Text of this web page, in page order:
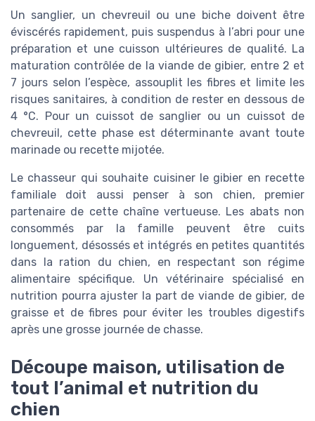
Un sanglier, un chevreuil ou une biche doivent être
éviscérés rapidement, puis suspendus à l’abri pour une
préparation et une cuisson ultérieures de qualité. La
maturation contrôlée de la viande de gibier, entre 2 et
7 jours selon l’espèce, assouplit les fibres et limite les
risques sanitaires, à condition de rester en dessous de
4 °C. Pour un cuissot de sanglier ou un cuissot de
chevreuil, cette phase est déterminante avant toute
marinade ou recette mijotée.
Le chasseur qui souhaite cuisiner le gibier en recette
familiale doit aussi penser à son chien, premier
partenaire de cette chaîne vertueuse. Les abats non
consommés par la famille peuvent être cuits
longuement, désossés et intégrés en petites quantités
dans la ration du chien, en respectant son régime
alimentaire spécifique. Un vétérinaire spécialisé en
nutrition pourra ajuster la part de viande de gibier, de
graisse et de fibres pour éviter les troubles digestifs
après une grosse journée de chasse.
Découpe maison, utilisation de
tout l’animal et nutrition du
chien